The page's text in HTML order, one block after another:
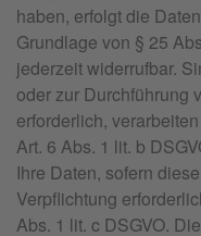
haben, erfolgt die
Grundlage von § 25
jederzeit widerrufbar.
oder zur Durchführung
erforderlich,
Art. 6 Abs. 1 lit. b
Ihre Daten, sofern
Verpflichtung
Abs. 1 lit. c DSGVO.